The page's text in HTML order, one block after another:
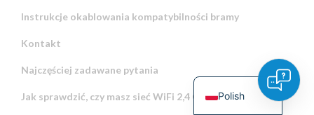
Instrukcje okablowania kompatybilności bramy
Kontakt
Najczęściej zadawane pytania
Jak sprawdzić, czy masz sieć WiFi 2,4 GHz czy 5 GHz?
Polish